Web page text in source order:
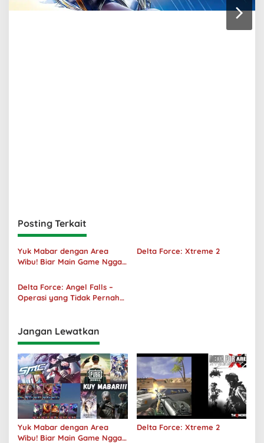
Posting Terkait
Yuk Mabar dengan Area
Wibu! Biar Main Game Nggak
Delta Force: Xtreme 2
Delta Force: Angel Falls –
Operasi yang Tidak Pernah
Jangan Lewatkan
Yuk Mabar dengan Area
Wibu! Biar Main Game Nggak
Delta Force: Xtreme 2